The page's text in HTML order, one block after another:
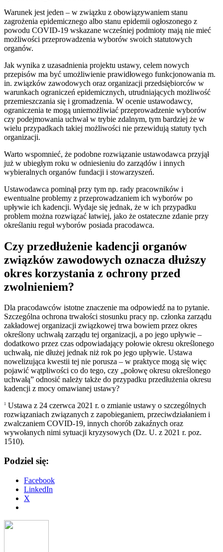
Warunek jest jeden – w związku z obowiązywaniem stanu
zagrożenia epidemicznego albo stanu epidemii ogłoszonego z
powodu COVID-19 wskazane wcześniej podmioty mają nie mieć
możliwości przeprowadzenia wyborów swoich statutowych
organów.
Jak wynika z uzasadnienia projektu ustawy, celem nowych
przepisów ma być umożliwienie prawidłowego funkcjonowania m.
in. związków zawodowych oraz organizacji przedsiębiorców w
warunkach ograniczeń epidemicznych, utrudniających możliwość
przemieszczania się i gromadzenia. W ocenie ustawodawcy,
ograniczenia te mogą uniemożliwiać przeprowadzenie wyborów
czy podejmowania uchwał w trybie zdalnym, tym bardziej że w
wielu przypadkach takiej możliwości nie przewidują statuty tych
organizacji.
Warto wspomnieć, że podobne rozwiązanie ustawodawca przyjął
już w ubiegłym roku w odniesieniu do zarządów i innych
wybieralnych organów fundacji i stowarzyszeń.
Ustawodawca pominął przy tym np. rady pracowników i
ewentualne problemy z przeprowadzaniem ich wyborów po
upływie ich kadencji. Wydaje się jednak, że w ich przypadku
problem można rozwiązać łatwiej, jako że ostateczne zdanie przy
określaniu reguł wyborów posiada pracodawca.
Czy przedłużenie kadencji organów
związków zawodowych oznacza dłuższy
okres korzystania z ochrony przed
zwolnieniem?
Dla pracodawców istotne znaczenie ma odpowiedź na to pytanie.
Szczególna ochrona trwałości stosunku pracy np. członka zarządu
zakładowej organizacji związkowej trwa bowiem przez okres
określony uchwałą zarządu tej organizacji, a po jego upływie –
dodatkowo przez czas odpowiadający połowie okresu określonego
uchwałą, nie dłużej jednak niż rok po jego upływie. Ustawa
nowelizująca kwestii tej nie porusza – w praktyce mogą się więc
pojawić wątpliwości co do tego, czy „połowę okresu określonego
uchwałą” odnosić należy także do przypadku przedłużenia okresu
kadencji z mocy omawianej ustawy?
1 Ustawa z 24 czerwca 2021 r. o zmianie ustawy o szczególnych
rozwiązaniach związanych z zapobieganiem, przeciwdziałaniem i
zwalczaniem COVID-19, innych chorób zakaźnych oraz
wywołanych nimi sytuacji kryzysowych (Dz. U. z 2021 r. poz.
1510).
Podziel się:
Facebook
LinkedIn
X